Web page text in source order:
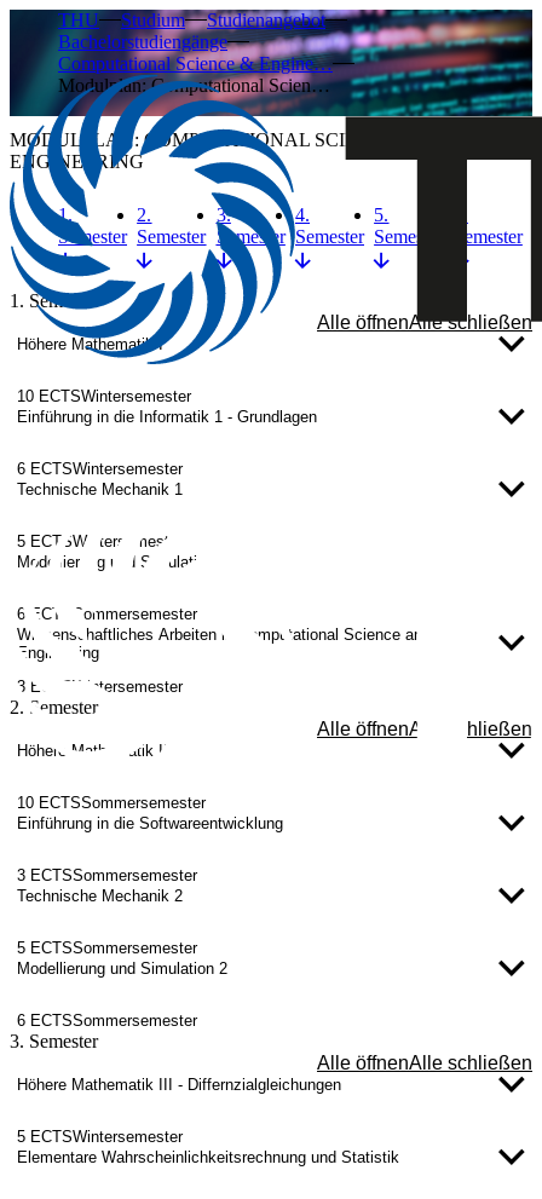
THU Studium
Studienangebot
Bachelorstudiengänge
Computational Science & Engine…
Modulplan: Computational Scien…
MODULPLAN: COMPUTATIONAL SCIENCE &
ENGINEERING
1.
Semester
2.
Semester
3.
Semester
4.
Semester
5.
Semester
Semester
1. Semester
Alle öffnenAlle schließen
Höhere Mathematik I
10 ECTSWintersemester
Einführung in die Informatik 1 - Grundlagen
6 ECTSWintersemester
Technische Mechanik 1
5 ECTSWintersemester
Modellierung und Simulation 1
6 ECTS
Sommersemester
Wissenschaftliches Arbeiten in Computational Science and
Engineering
3 ECTSWintersemester
2. Semester
Alle öffnenAlle schließen
Höhere Mathematik II
10 ECTSSommersemester
Einführung in die Softwareentwicklung
3 ECTSSommersemester
Technische Mechanik 2
5 ECTSSommersemester
Modellierung und Simulation 2
6 ECTSSommersemester
3. Semester
Alle öffnenAlle schließen
Höhere Mathematik III - Differnzialgleichungen
5 ECTSWintersemester
Elementare Wahrscheinlichkeitsrechnung und Statistik